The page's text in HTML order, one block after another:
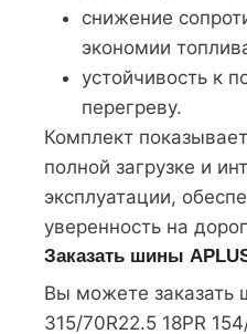
снижение
экономии
устойчивость к
перегреву.
Комплект
полной загрузке и
эксплуатации,
уверенность на
Заказать шины
Вы можете заказать
315/70R22.5 18PR